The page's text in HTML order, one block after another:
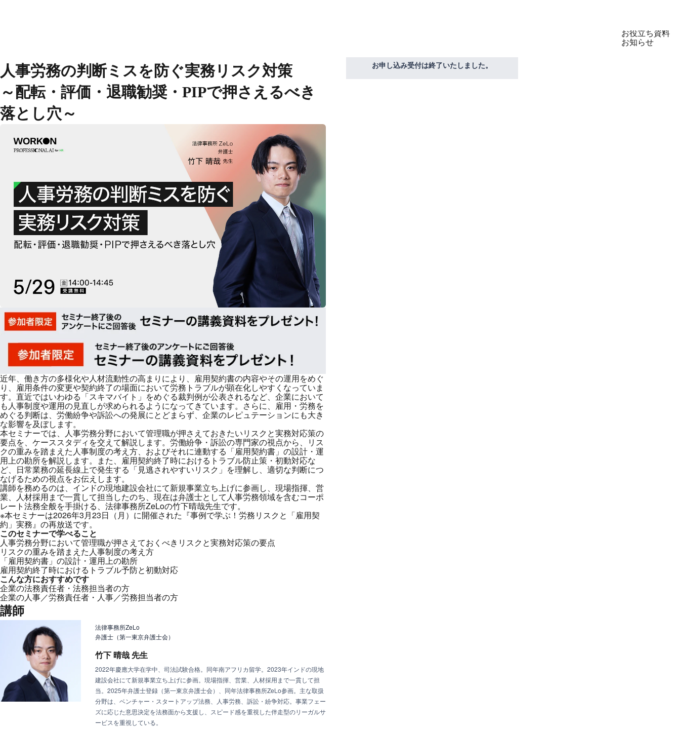
製品GovernOn
DealOn
WorkOn
TomoniAI
お役立ち資料
お知らせ
人事労務の判断ミスを防ぐ実務リスク対策
～配転・評価・退職勧奨・PIPで押さえるべき
落とし穴～
近年、働き方の多様化や人材流動性の高まりにより、雇用契約書の内容やその運用をめぐ
り、雇用条件の変更や契約終了の場面において労務トラブルが顕在化しやすくなっていま
す。直近ではいわゆる「スキマバイト」をめぐる裁判例が公表されるなど、企業において
も人事制度や運用の見直しが求められるようになってきています。さらに、雇用・労務を
めぐる判断は、労働紛争や訴訟への発展にとどまらず、企業のレピュテーションにも大き
な影響を及ぼします。
本セミナーでは、人事労務分野において管理職が押さえておきたいリスクと実務対応策の
要点を、ケーススタディを交えて解説します。労働紛争・訴訟の専門家の視点から、リス
クの重みを踏まえた人事制度の考え方、およびそれに連動する「雇用契約書」の設計・運
用上の勘所を解説します。また、雇用契約終了時におけるトラブル防止策・初動対応な
ど、日常業務の延長線上で発生する「見逃されやすいリスク」を理解し、適切な判断につ
なげるための視点をお伝えします。
講師を務めるのは、インドの現地建設会社にて新規事業立ち上げに参画し、現場指揮、営
業、人材採用まで一貫して担当したのち、現在は弁護士として人事労務領域を含むコーポ
レート法務全般を手掛ける、法律事務所ZeLoの竹下晴哉先生です。
※本セミナーは2026年3月23日（月）に開催された『事例で学ぶ！労務リスクと「雇用契
約」実務』の再放送です。
このセミナーで学べること
人事労務分野において管理職が押さえておくべきリスクと実務対応策の要点
リスクの重みを踏まえた人事制度の考え方
「雇用契約書」の設計・運用上の勘所
雇用契約終了時におけるトラブル予防と初動対応
こんな方におすすめです
企業の法務責任者・法務担当者の方
企業の人事／労務責任者・人事／労務担当者の方
講師
法律事務所ZeLo
弁護士（第一東京弁護士会）
竹下 晴哉 先生
2022年慶應大学在学中、司法試験合格。同年南アフリカ留学。2023年インドの現地
建設会社にて新規事業立ち上げに参画。現場指揮、営業、人材採用まで一貫して担
当。2025年弁護士登録（第一東京弁護士会）、同年法律事務所ZeLo参画。主な取扱
分野は、ベンチャー・スタートアップ法務、人事労務、訴訟・紛争対応。事業フェー
ズに応じた意思決定を法務面から支援し、スピード感を重視した伴走型のリーガルサ
ービスを重視している。
お申し込み受付は終了いたしました。